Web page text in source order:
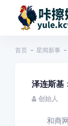
首页 星闻新事
泽连斯基
创始人
和商网6